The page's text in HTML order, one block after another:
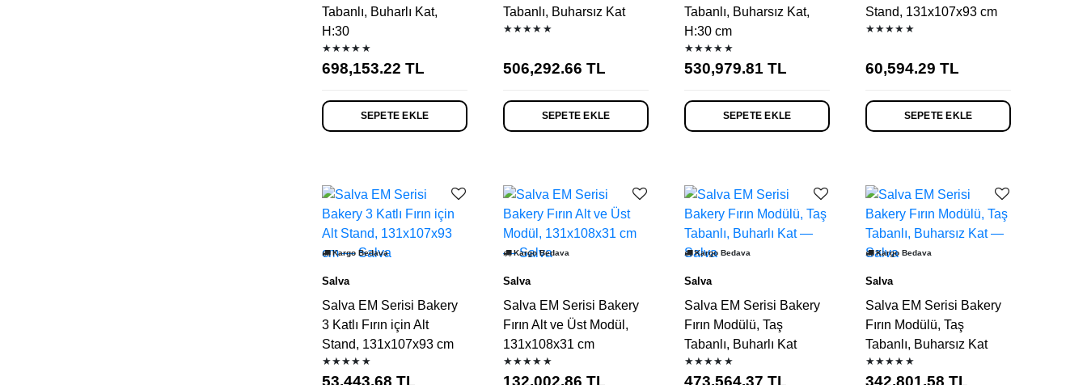
Tabanlı, Buharlı Kat,
H:30
★★★★★
698,153.22 TL
SEPETE EKLE
Tabanlı, Buharsız Kat
★★★★★
506,292.66 TL
SEPETE EKLE
Tabanlı, Buharsız Kat,
H:30 cm
★★★★★
530,979.81 TL
SEPETE EKLE
Stand, 131x107x93 cm
★★★★★
60,594.29 TL
SEPETE EKLE
Kargo Bedava
Salva
Salva EM Serisi Bakery
3 Katlı Fırın için Alt
Stand, 131x107x93 cm
★★★★★
53,443.68 TL
Kargo Bedava
Salva
Salva EM Serisi Bakery
Fırın Alt ve Üst Modül,
131x108x31 cm
★★★★★
132,002.86 TL
Kargo Bedava
Salva
Salva EM Serisi Bakery
Fırın Modülü, Taş
Tabanlı, Buharlı Kat
★★★★★
473,564.37 TL
Kargo Bedava
Salva
Salva EM Serisi Bakery
Fırın Modülü, Taş
Tabanlı, Buharsız Kat
★★★★★
342,801.58 TL